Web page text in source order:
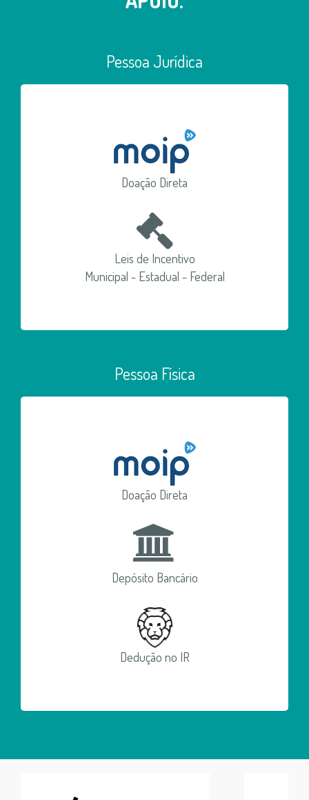
Pessoa Jurídica
Doação Direta
Leis de Incentivo
Municipal - Estadual - Federal
Pessoa Física
Doação Direta
Depósito Bancário
Dedução no IR